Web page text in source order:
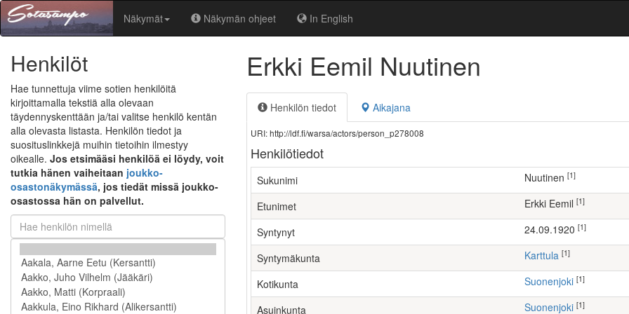
Näkymät Näkymän ohjeet In English
Henkilöt
Hae tunnettuja viime sotien henkilöitä
kirjoittamalla tekstiä alla olevaan
täydennyskenttään ja/tai valitse henkilö kentän
alla olevasta listasta. Henkilön tiedot ja
suosituslinkkejä muihin tietoihin ilmestyy
oikealle. Jos etsimääsi henkilöä ei löydy, voit
tutkia hänen vaiheitaan joukko-
osastonäkymässä, jos tiedät missä joukko-
osastossa hän on palvellut.
Erkki Eemil Nuutinen
Henkilön tiedot Aikajana
URI: http://ldf.fi/warsa/actors/person_p278008
Henkilötiedot
Sukunimi Nuutinen [1]
Etunimet Erkki Eemil [1]
Syntynyt 24.09.1920 [1]
Syntymäkunta Karttula [1]
Kotikunta Suonenjoki [1]
Asuinkunta Suonenjoki [1]